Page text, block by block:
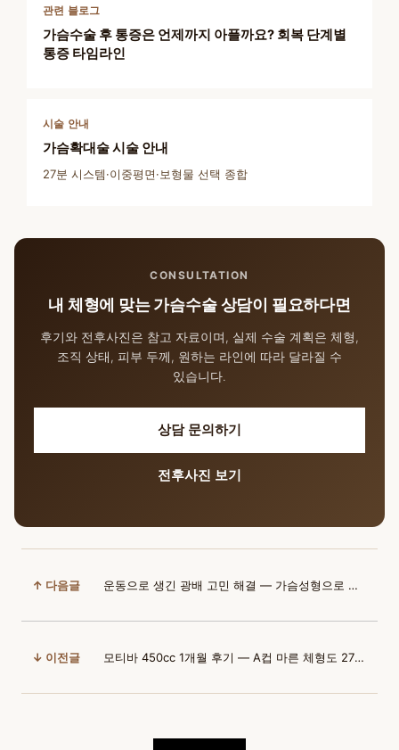
관련 블로그
가슴수술 후 통증은 언제까지 아플까요? 회복 단계별
통증 타임라인
시술 안내
가슴확대술 시술 안내
27분 시스템·이중평면·보형물 선택 종합
CONSULTATION
내 체형에 맞는 가슴수술 상담이 필요하다면
후기와 전후사진은 참고 자료이며, 실제 수술 계획은 체형,
조직 상태, 피부 두께, 원하는 라인에 따라 달라질 수
있습니다.
상담 문의하기
전후사진 보기
↑ 다음글 운동으로 생긴 광배 고민 해결 — 가슴성형으로 되찾은 여성라인
↓ 이전글 모티바 450cc 1개월 후기 — A컵 마른 체형도 27분에 예쁜 라인